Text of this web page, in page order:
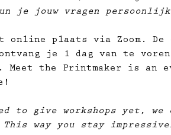
kun je jouw vragen
online plaats via Zoom.
je 1 dag van te
Meet the Printmaker is
to give workshops yet, we
This way you stay